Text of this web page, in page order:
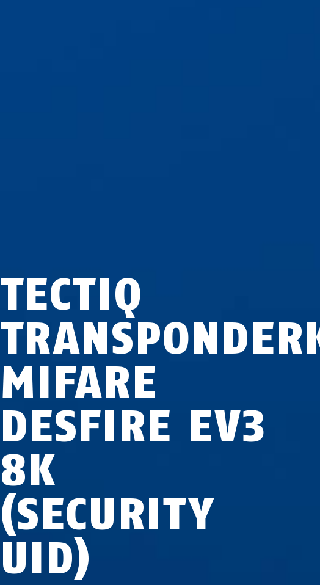
TECTIQ
MIFARE
DESFIRE EV3
8K
(SECURITY
UID)